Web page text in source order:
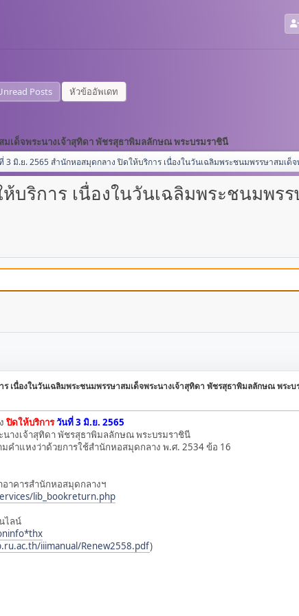
Posts หัวข้ออัพเดท
เด็จพระนางเจ้าสุทิดา พัชรสุธาพิมลลักษณ พระบรมราชินี
3 มิ.ย. 2565 สำนักหอสมุดกลาง ปิดให้บริการ เนื่องในวันเฉลิมพระชนมพรรษาสมเ
ริการ เนื่องในวันเฉลิมพระชนมพรร
เนื่องในวันเฉลิมพระชนมพรรษาสมเด็จพระนางเจ้าสุทิดา พัชรสุธาพิมลลักษณ พระ
ปิดให้บริการวันที่ 3 มิ.ย. 2565
างเจ้าสุทิดา พัชรสุธาพิมลลักษณ พระบรมราชินี
คำแหงว่าด้วยการใช้สำนักหอสมุดกลาง พ.ศ. 2534 ข้อ 16
าคารสำนักหอสมุดกลางฯ
lib_bookreturn.php
ไลน์
iiimanual/Renew2558.pdf)